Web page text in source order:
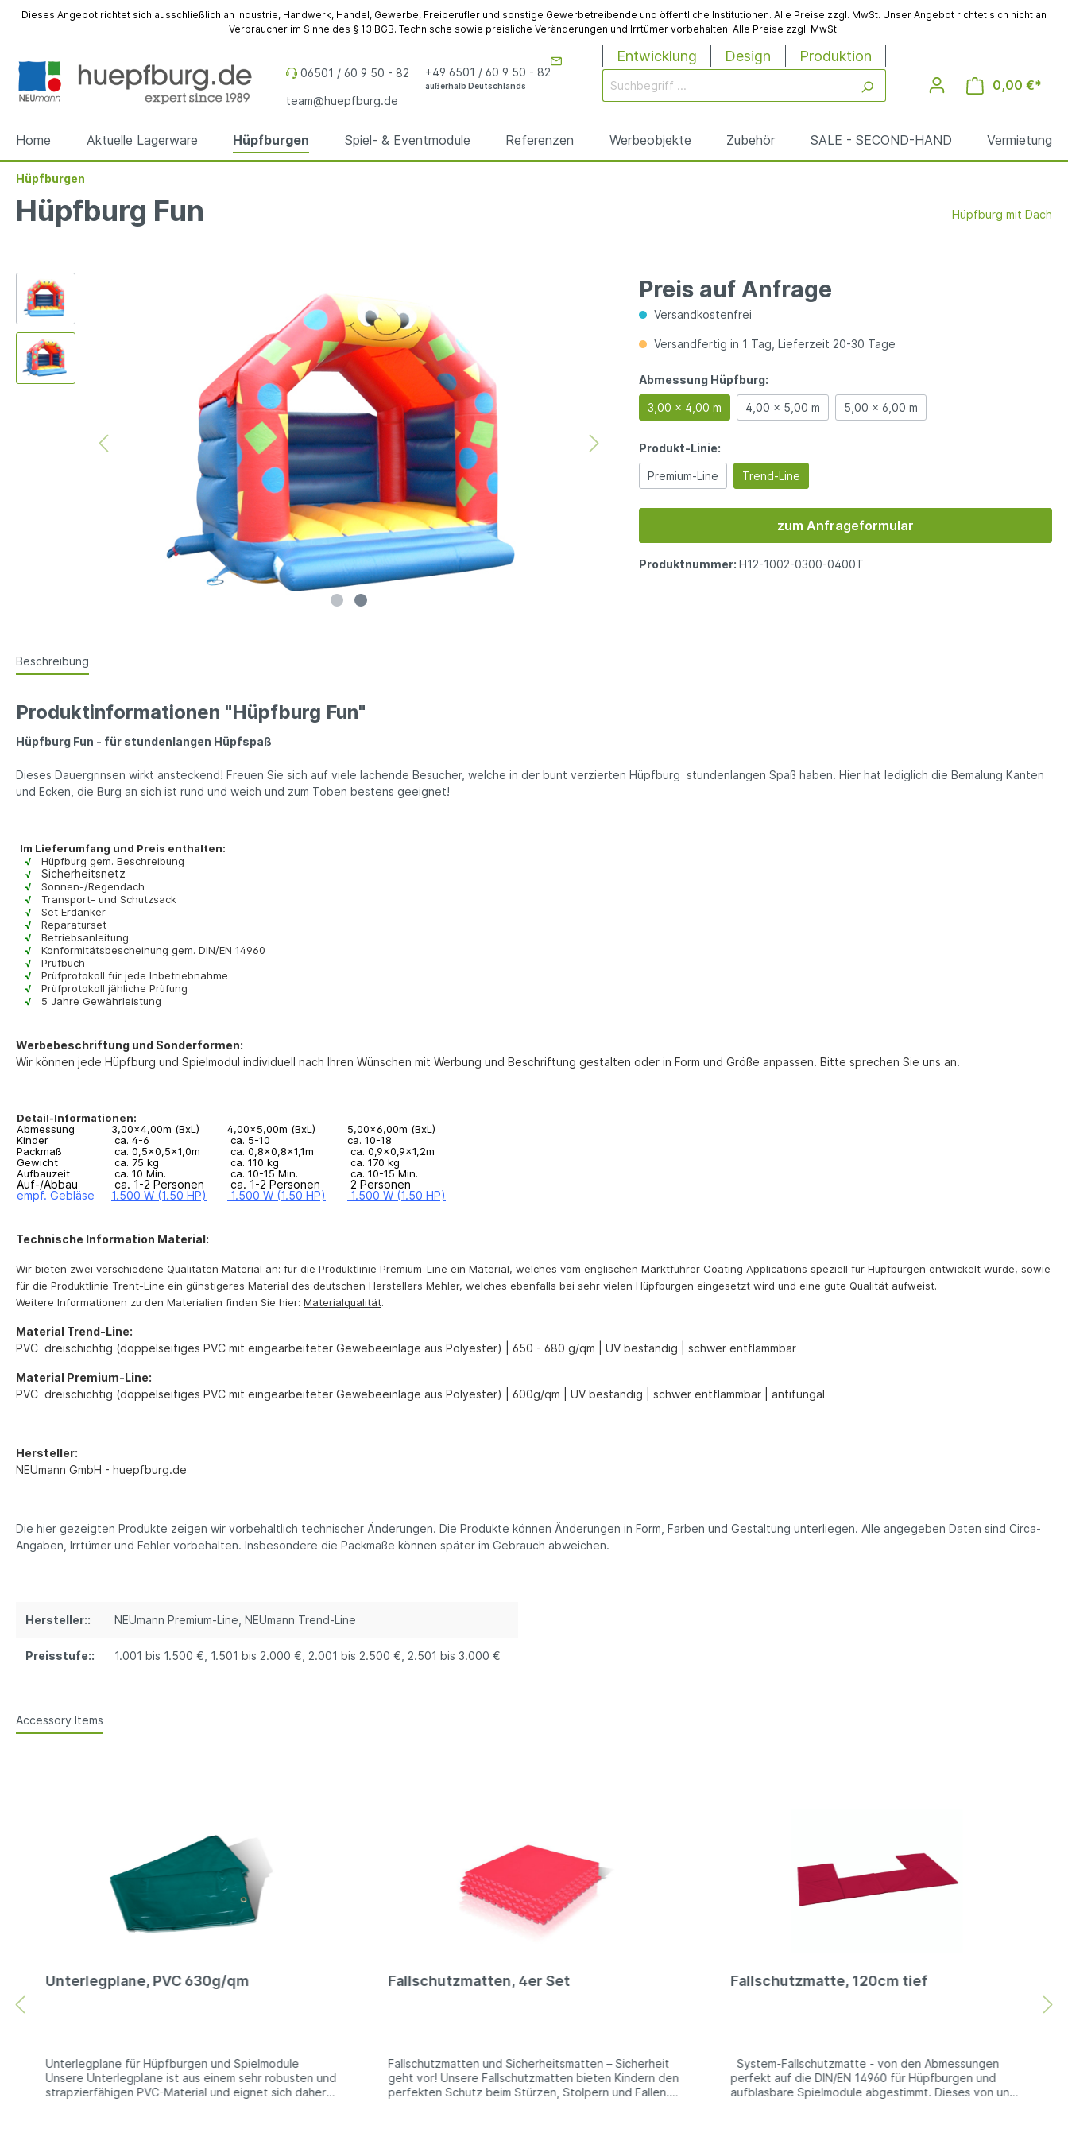
Dieses Angebot richtet sich ausschließlich an Industrie, Handwerk, Handel, Gewerbe, Freiberufler und sonstige Gewerbetreibende und öffentliche Institutionen. Alle Preise zzgl. MwSt. Unser Angebot richtet sich nicht an
Verbraucher im Sinne des § 13 BGB. Technische sowie preisliche Veränderungen und Irrtümer vorbehalten. Alle Preise zzgl. MwSt.
06501 / 60 9 50 - 82 +49 6501 / 60 9 50 - 82
außerhalb Deutschlands
team@huepfburg.de
Entwicklung Design Produktion
0,00 €*
Home Aktuelle Lagerware Hüpfburgen Spiel- & Eventmodule Referenzen Werbeobjekte Zubehör SALE - SECOND-HAND Vermietung
Zur Kategorie Hüpfburgen
Zur Kategorie Spiel- & Eventmodule
Zur Kategorie Referenzen
Zur Kategorie Werbeobjekte
Werbewürfel Werbezelte Sonstiges Werbemodule
Zur Kategorie Zubehör
Reparatur Unterlegplanen Sonstiges Zubehör
Zur Kategorie Vermietung
Hüpfburgen
Hüpfburg Fun Hüpfburg mit Dach
Preis auf Anfrage
Versandkostenfrei
Versandfertig in 1 Tag, Lieferzeit 20-30 Tage
Abmessung Hüpfburg:
3,00 x 4,00 m 4,00 x 5,00 m 5,00 x 6,00 m
Produkt-Linie:
Premium-Line Trend-Line
zum Anfrageformular
Produktnummer: H12-1002-0300-0400T
Beschreibung
Produktinformationen "Hüpfburg Fun"
Hüpfburg Fun - für stundenlangen Hüpfspaß
Dieses Dauergrinsen wirkt ansteckend! Freuen Sie sich auf viele lachende Besucher, welche in der bunt verzierten Hüpfburg stundenlangen Spaß haben. Hier hat lediglich die Bemalung Kanten
und Ecken, die Burg an sich ist rund und weich und zum Toben bestens geeignet!
Im Lieferumfang und Preis enthalten:
√
Hüpfburg gem. Beschreibung
√
Sicherheitsnetz
√
Sonnen-/Regendach
√
Transport- und Schutzsack
√
Set Erdanker
√
Reparaturset
√
Betriebsanleitung
√
Konformitätsbescheinung gem. DIN/EN 14960
√
Prüfbuch
√
Prüfprotokoll für jede Inbetriebnahme
√
Prüfprotokoll jähliche Prüfung
√
5 Jahre Gewährleistung
Werbebeschriftung und Sonderformen:
Wir können jede Hüpfburg und Spielmodul individuell nach Ihren Wünschen mit Werbung und Beschriftung gestalten oder in Form und Größe anpassen. Bitte sprechen Sie uns an.
Detail-Informationen:
Abmessung
3,00x4,00m (BxL) 4,00x5,00m (BxL)
5,00x6,00m (BxL)
Kinder
ca. 4-6 ca. 5-10
ca. 10-18
Packmaß
ca. 0,5x0,5x1,0m ca. 0,8x0,8x1,1m
ca. 0,9x0,9x1,2m
Gewicht
ca. 75 kg ca. 110 kg
ca. 170 kg
Aufbauzeit
ca. 10 Min. ca. 10-15 Min. ca. 10-15 Min.
Auf-/Abbau ca. 1-2 Personen ca. 1-2 Personen
2 Personen
empf. Gebläse
1.500 W (1.50 HP) 1.500 W (1.50 HP) 1.500 W (1.50 HP)
Technische Information Material:
Wir bieten zwei verschiedene Qualitäten Material an: für die Produktlinie Premium-Line ein Material, welches vom englischen Marktführer Coating Applications speziell für Hüpfburgen entwickelt wurde, sowie
für die Produktlinie Trent-Line ein günstigeres Material des deutschen Herstellers Mehler, welches ebenfalls bei sehr vielen Hüpfburgen eingesetzt wird und eine gute Qualität aufweist.
Weitere Informationen zu den Materialien finden Sie hier: Materialqualität.
Material Trend-Line:
PVC dreischichtig (doppelseitiges PVC mit eingearbeiteter Gewebeeinlage aus Polyester) | 650 - 680 g/qm | UV beständig | schwer entflammbar
Material Premium-Line:
PVC dreischichtig (doppelseitiges PVC mit eingearbeiteter Gewebeeinlage aus Polyester) | 600g/qm | UV beständig | schwer entflammbar | antifungal
Hersteller:
NEUmann GmbH - huepfburg.de
Die hier gezeigten Produkte zeigen wir vorbehaltlich technischer Änderungen. Die Produkte können Änderungen in Form, Farben und Gestaltung unterliegen. Alle angegeben Daten sind Circa-
Angaben, Irrtümer und Fehler vorbehalten. Insbesondere die Packmaße können später im Gebrauch abweichen.
Hersteller:: NEUmann Premium-Line , NEUmann Trend-Line
Preisstufe:: 1.001 bis 1.500 € , 1.501 bis 2.000 € , 2.001 bis 2.500 € , 2.501 bis 3.000 €
Accessory Items
Unterlegplane, PVC 630g/qm
Unterlegplane für Hüpfburgen und Spielmodule
Unsere Unterlegplane ist aus einem sehr robusten und
strapzierfähigen PVC-Material und eignet sich daher
Fallschutzmatten, 4er Set
Fallschutzmatten und Sicherheitsmatten – Sicherheit
geht vor! Unsere Fallschutzmatten bieten Kindern den
perfekten Schutz beim Stürzen, Stolpern und Fallen.
Fallschutzmatte, 120cm tief
System-Fallschutzmatte - von den Abmessungen
perfekt auf die DIN/EN 14960 für Hüpfburgen und
aufblasbare Spielmodule abgestimmt. Dieses von uns